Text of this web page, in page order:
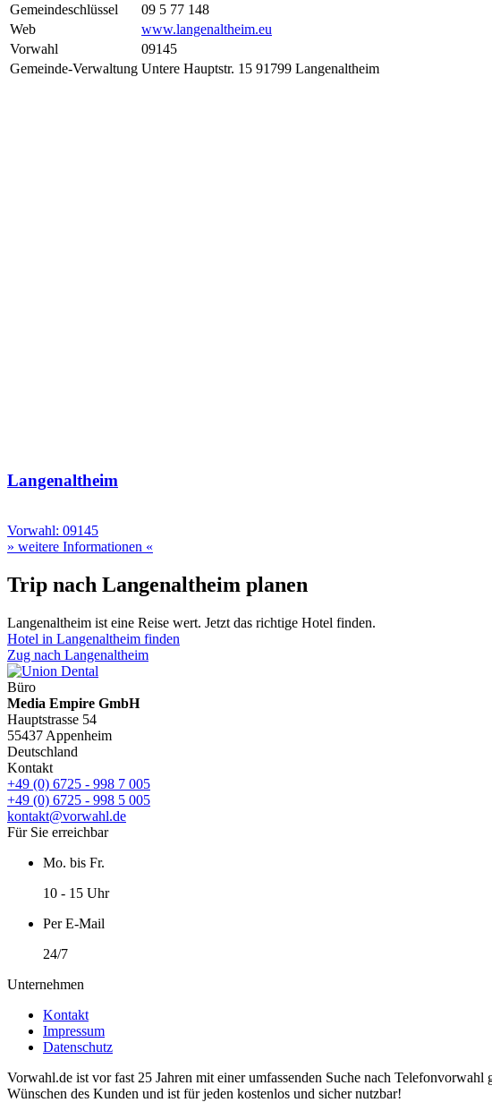
Gemeindeschlüssel
09 5 77 148
Web
www.langenaltheim.eu
Vorwahl
09145
Gemeinde-Verwaltung Untere Hauptstr. 15 91799 Langenaltheim
Langenaltheim
Vorwahl: 09145
» weitere Informationen «
Trip nach Langenaltheim planen
Langenaltheim ist eine Reise wert. Jetzt das richtige Hotel finden.
Hotel in Langenaltheim finden
Zug nach Langenaltheim
Büro
Media Empire GmbH
Hauptstrasse 54
55437 Appenheim
Deutschland
Kontakt
+49 (0) 6725 - 998 7 005
+49 (0) 6725 - 998 5 005
kontakt@vorwahl.de
Für Sie erreichbar
Mo. bis Fr.
10 - 15 Uhr
Per E-Mail
24/7
Unternehmen
Kontakt
Impressum
Datenschutz
Vorwahl.de ist vor fast 25 Jahren mit einer umfassenden Suche nach
Wünschen des Kunden und ist für jeden kostenlos und sicher nutzbar!